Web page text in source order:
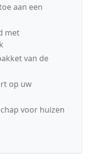
aan een
met
van de
op uw
voor huizen